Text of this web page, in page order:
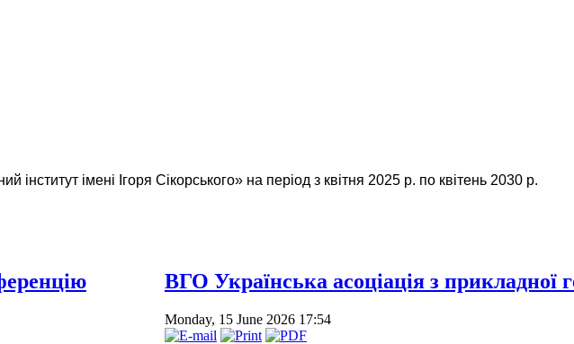
інститут імені Ігоря Сікорського» на період з квітня 2025 р. по квітень 2030 р.
ВГО Українська асоціація з прикладної
Monday, 15 June 2026 17:54